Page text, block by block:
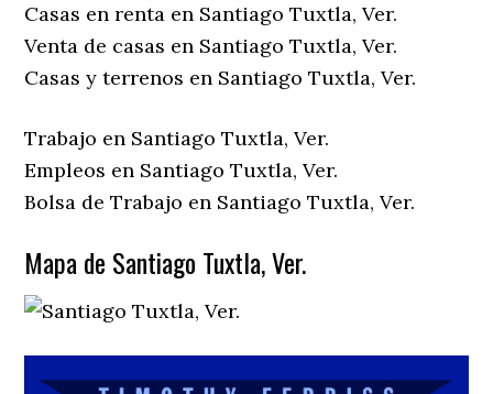
Casas en renta en Santiago Tuxtla, Ver.
Venta de casas en Santiago Tuxtla, Ver.
Casas y terrenos en Santiago Tuxtla, Ver.
Trabajo en Santiago Tuxtla, Ver.
Empleos en Santiago Tuxtla, Ver.
Bolsa de Trabajo en Santiago Tuxtla, Ver.
Mapa de Santiago Tuxtla, Ver.